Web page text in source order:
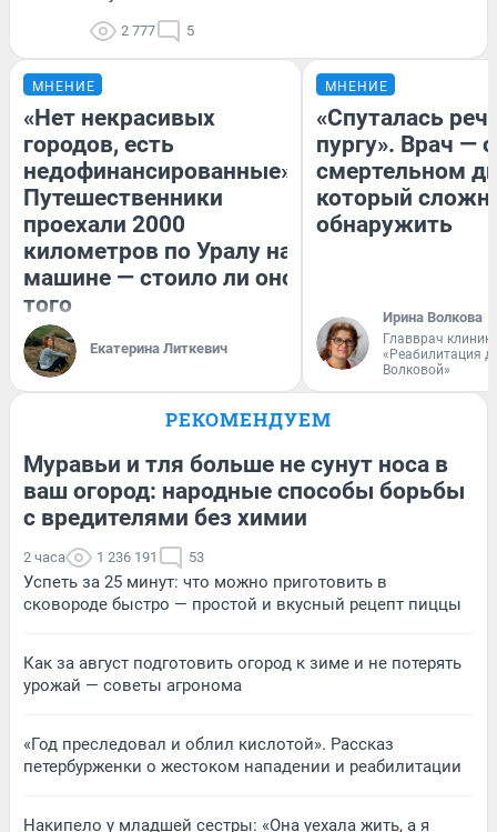
2 777 5
МНЕНИЕ
«Нет некрасивых
городов, есть
недофинансированные».
Путешественники
проехали 2000
километров по Уралу на
машине — стоило ли оно
того
Екатерина Литкевич
МНЕНИЕ
«Спуталась
пургу». Врач — о
смертельном
который
обнаружить
Ирина Волкова
Главврач
«Реабилитация
Волковой»
РЕКОМЕНДУЕМ
Муравьи и тля больше не сунут носа в
ваш огород: народные способы борьбы
с вредителями без химии
2 часа 1 236 191 53
Успеть за 25 минут: что можно приготовить в
сковороде быстро — простой и вкусный рецепт пиццы
Как за август подготовить огород к зиме и не потерять
урожай — советы агронома
«Год преследовал и облил кислотой». Рассказ
петербурженки о жестоком нападении и реабилитации
Накипело у младшей сестры: «Она уехала жить, а я